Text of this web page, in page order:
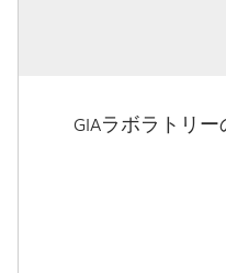
GIAラボラトリ